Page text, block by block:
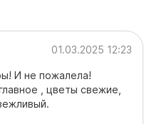
01.03.2025 12:23
И не пожалела!
, цветы свежие,